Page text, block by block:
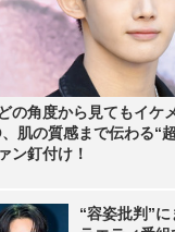
どの角度から見てもイケ
肌の質感まで伝わる“
ン釘付け！
“容姿批判”